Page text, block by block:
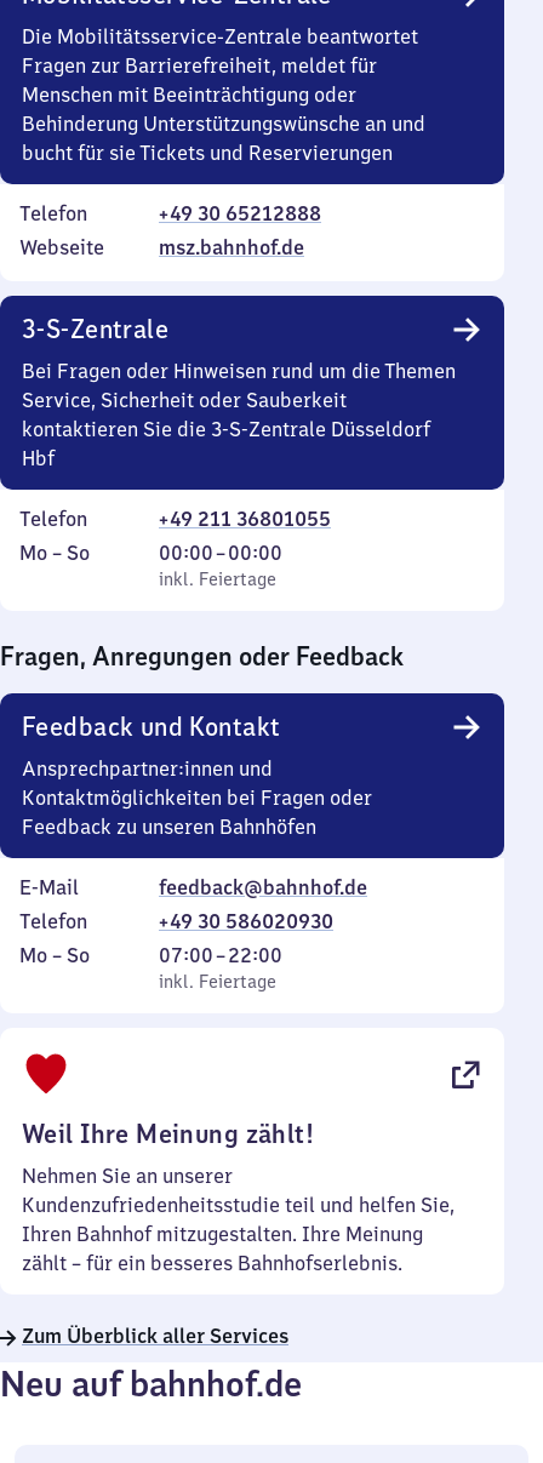
Die Mobilitätsservice-Zentrale beantwortet
Fragen zur Barrierefreiheit, meldet für
Menschen mit Beeinträchtigung oder
Behinderung Unterstützungswünsche an und
bucht für sie Tickets und Reservierungen
Telefon
+49 30 65212888
Webseite
msz.bahnhof.de
3-S-Zentrale
Bei Fragen oder Hinweisen rund um die Themen
Service, Sicherheit oder Sauberkeit
kontaktieren Sie die 3-S-Zentrale Düsseldorf
Hbf
Telefon
+49 211 36801055
Montag
Mo – So,
inkl. Feiertage
00:00–00:00
Von
0
0
Uhr
inkl. Feiertage
Fragen, Anregungen oder Feedback
Feedback und Kontakt
Ansprechpartner:innen und
Kontaktmöglichkeiten bei Fragen oder
Feedback zu unseren Bahnhöfen
E-Mail
feedback@bahnhof.de
Telefon
+49 30 586020930
Montag
Mo – So,
inkl. Feiertage
07:00–22:00
Von
7
inkl. Feiertage
Weil Ihre Meinung zählt!
Nehmen Sie an unserer
Kundenzufriedenheitsstudie teil und helfen Sie,
Ihren Bahnhof mitzugestalten. Ihre Meinung
zählt – für ein besseres Bahnhofserlebnis.
Zum Überblick aller Services
Neu auf bahnhof.de